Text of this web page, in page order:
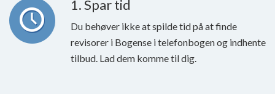
1. Spar tid
Du behøver ikke at spilde tid på at finde
revisorer i Bogense i telefonbogen og indhente
tilbud. Lad dem komme til dig.